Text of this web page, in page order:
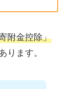
附金控除」
ります。